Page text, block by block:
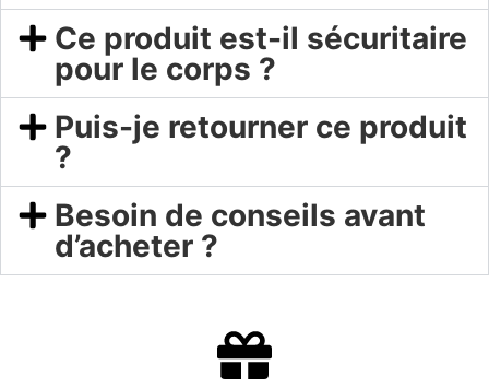
Ce produit est-il sécuritaire
pour le corps ?
Puis-je retourner ce produit
?
Besoin de conseils avant
d’acheter ?